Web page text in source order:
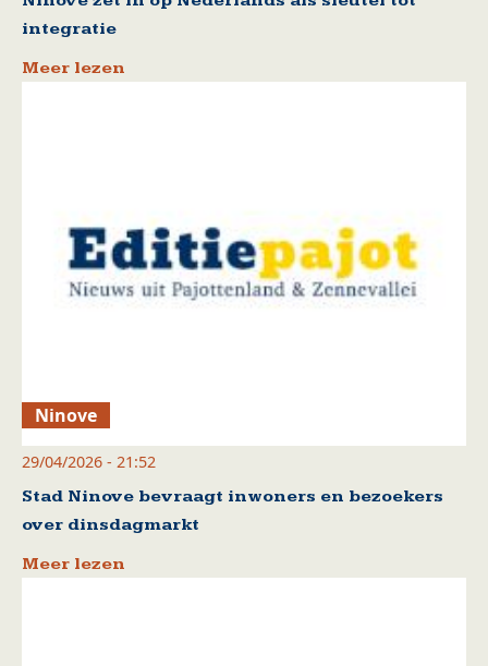
integratie
Meer lezen
Ninove
29/04/2026 - 21:52
Stad Ninove bevraagt inwoners en bezoekers
over dinsdagmarkt
Meer lezen